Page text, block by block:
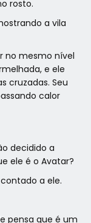
rosto.
a vila
no mesmo nível
e ele
cruzadas. Seu
calor
decidido a
ele é o Avatar?
a ele.
pensa que é um